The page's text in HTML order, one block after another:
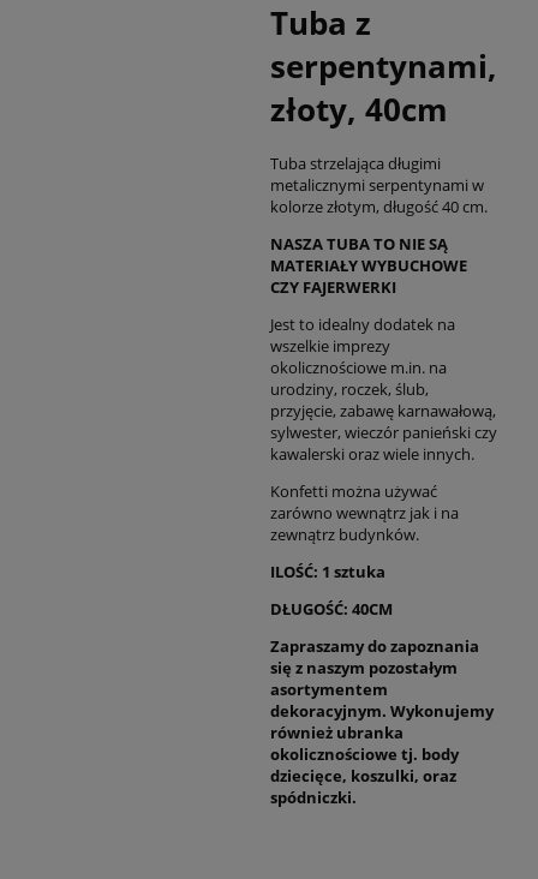
Tuba z
serpentynami,
złoty, 40cm
Tuba strzelająca długimi
metalicznymi serpentynami w
kolorze złotym, długość 40 cm.
NASZA TUBA TO NIE SĄ
MATERIAŁY WYBUCHOWE
CZY FAJERWERKI
Jest to idealny dodatek na
wszelkie imprezy
okolicznościowe m.in. na
urodziny, roczek, ślub,
przyjęcie, zabawę karnawałową,
sylwester, wieczór panieński czy
kawalerski oraz wiele innych.
Konfetti można używać
zarówno wewnątrz jak i na
zewnątrz budynków.
ILOŚĆ: 1 sztuka
DŁUGOŚĆ: 40CM
Zapraszamy do zapoznania
się z naszym pozostałym
asortymentem
dekoracyjnym. Wykonujemy
również ubranka
okolicznościowe tj. body
dziecięce, koszulki, oraz
spódniczki.